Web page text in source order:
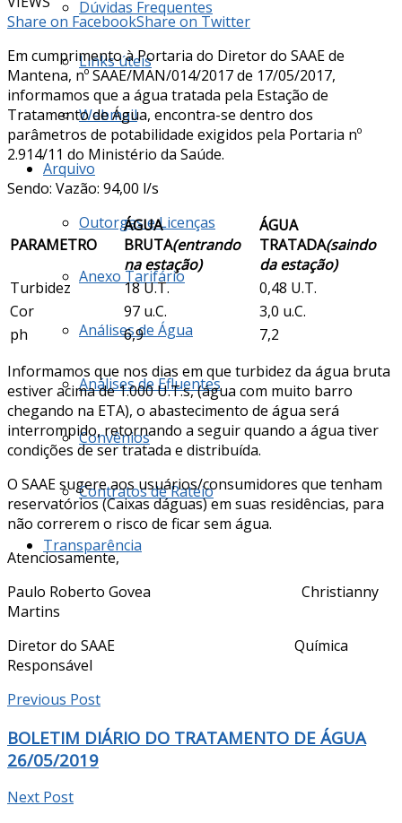
Dúvidas Frequentes
Links úteis
Webmail
Arquivo
Outorgas e Licenças
Anexo Tarifário
Análises de Água
Análises de Efluentes
Convênios
Contratos de Rateio
Transparência
Share on FacebookShare on Twitter
Em cumprimento à Portaria do Diretor do SAAE de
Mantena, nº SAAE/MAN/014/2017 de 17/05/2017,
informamos que a água tratada pela Estação de
Tratamento de Água, encontra-se dentro dos
parâmetros de potabilidade exigidos pela Portaria nº
2.914/11 do Ministério da Saúde.
Sendo: Vazão: 94,00 l/s
PARAMETRO
ÁGUA
BRUTA(entrando
na estação)
ÁGUA
TRATADA(saindo
da estação)
Turbidez
18 U.T.
0,48 U.T.
Cor
97 u.C.
3,0 u.C.
ph
6,9
7,2
Informamos que nos dias em que turbidez da água bruta
estiver acima de 1.000 U.T.s, (água com muito barro
chegando na ETA), o abastecimento de água será
interrompido, retornando a seguir quando a água tiver
condições de ser tratada e distribuída.
O SAAE sugere aos usuários/consumidores que tenham
reservatórios (Caixas dáguas) em suas residências, para
não correrem o risco de ficar sem água.
Atenciosamente,
Paulo Roberto Govea Christianny
Martins
Diretor do SAAE Química
Responsável
Previous Post
BOLETIM DIÁRIO DO TRATAMENTO DE ÁGUA
26/05/2019
Next Post